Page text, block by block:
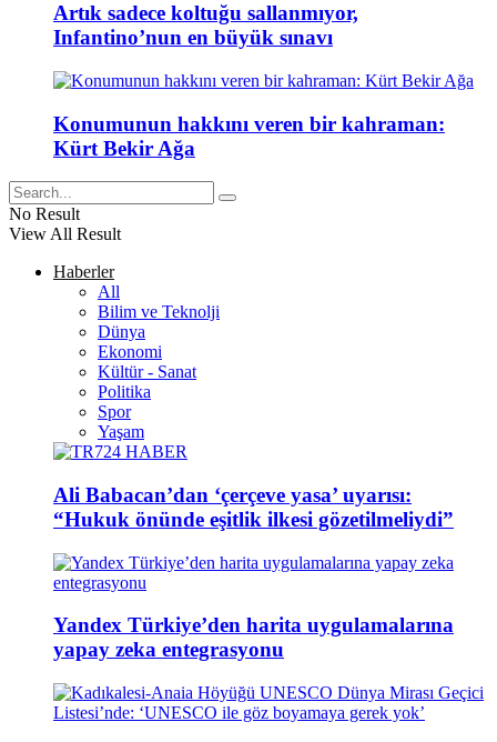
Artık sadece koltuğu sallanmıyor,
Infantino’nun en büyük sınavı
Konumunun hakkını veren bir kahraman:
Kürt Bekir Ağa
No Result
View All Result
Haberler
All
Bilim ve Teknolji
Dünya
Ekonomi
Kültür - Sanat
Politika
Spor
Yaşam
Ali Babacan’dan ‘çerçeve yasa’ uyarısı:
“Hukuk önünde eşitlik ilkesi gözetilmeliydi”
Yandex Türkiye’den harita uygulamalarına
yapay zeka entegrasyonu